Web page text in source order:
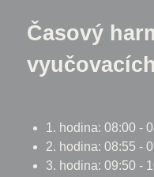
Časový
1. hodina: 08:00 -
2. hodina: 08:55 -
3. hodina: 09:50 -